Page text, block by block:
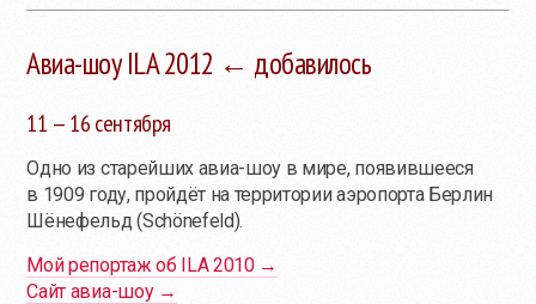
Авиа-шоу ILA 2012 ← добавилось
11 — 16 сентября
Одно из старейших авиа-шоу в мире, появившееся
в 1909 году, пройдёт на территории аэропорта Берлин
Шёнефельд (Schönefeld).
Мой репортаж об ILA 2010 →
Сайт авиа-шоу →